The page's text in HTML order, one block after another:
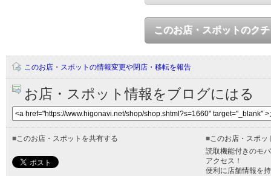
このお店・スポットのク
このお店・スポットの情報変更や閉店・移転を報告
お店・スポット情報をブログにはる
■このお店・スポットを共有する ■このお店・スポッ
読取機能付きのモ
アクセス！
便利に店舗情報を